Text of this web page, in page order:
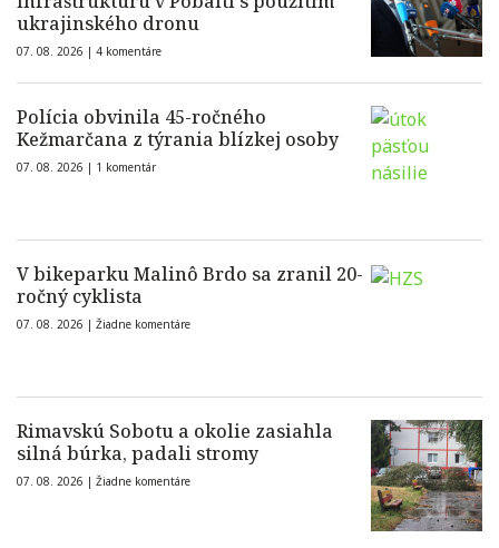
ukrajinského dronu
07. 08. 2026 | 4 komentáre
Polícia obvinila 45-ročného
Kežmarčana z týrania blízkej osoby
07. 08. 2026 | 1 komentár
V bikeparku Malinô Brdo sa zranil 20-
ročný cyklista
07. 08. 2026 | Žiadne komentáre
Rimavskú Sobotu a okolie zasiahla
silná búrka, padali stromy
07. 08. 2026 | Žiadne komentáre